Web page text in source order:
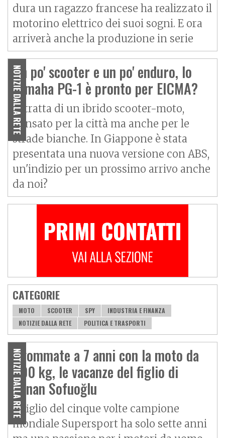
dura un ragazzo francese ha realizzato il
motorino elettrico dei suoi sogni. E ora
arriverà anche la produzione in serie
NOTIZIE DALLA RETE
Un po' scooter e un po' enduro, lo
Yamaha PG-1 è pronto per EICMA?
Si tratta di un ibrido scooter-moto,
pensato per la città ma anche per le
strade bianche. In Giappone è stata
presentata una nuova versione con ABS,
un'indizio per un prossimo arrivo anche
da noi?
CATEGORIE
MOTO SCOOTER SPY
INDUSTRIA E FINANZA
NOTIZIE DALLA RETE
POLITICA E TRASPORTI
NOTIZIE DALLA RETE
Sgommate a 7 anni con la moto da
400 kg, le vacanze del figlio di
Kenan Sofuoğlu
Il figlio del cinque volte campione
mondiale Supersport ha solo sette anni